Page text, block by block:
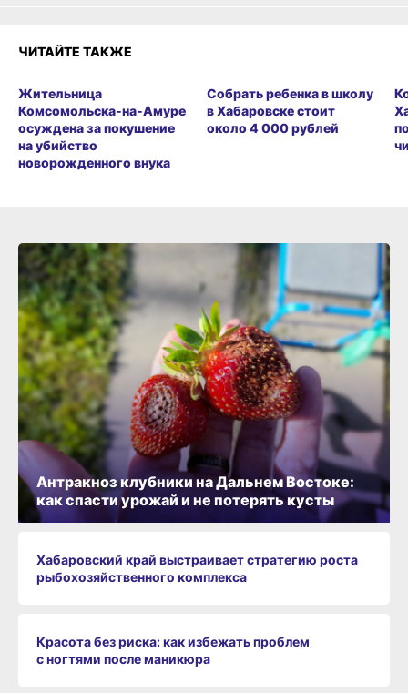
ЧИТАЙТЕ ТАКЖЕ
Жительница
Комсомольска-на-Амуре
осуждена за покушение
на убийство
новорожденного внука
Собрать ребенка в школу
в Хабаровске стоит
около 4 000 рублей
Антракноз клубники на Дальнем Востоке:
как спасти урожай и не потерять кусты
Хабаровский край выстраивает стратегию роста
рыбохозяйственного комплекса
Красота без риска: как избежать проблем
с ногтями после маникюра